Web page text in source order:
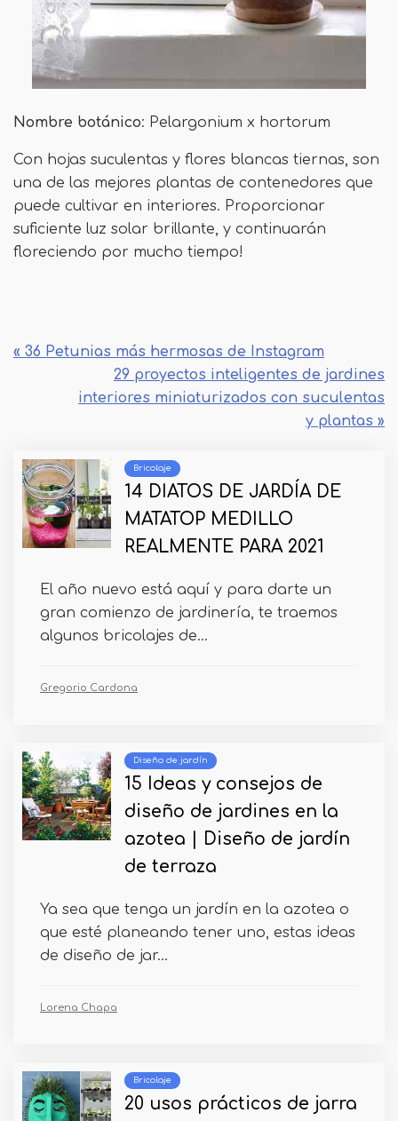
Nombre botánico: Pelargonium x hortorum
Con hojas suculentas y flores blancas tiernas, son
una de las mejores plantas de contenedores que
puede cultivar en interiores. Proporcionar
suficiente luz solar brillante, y continuarán
floreciendo por mucho tiempo!
« 36 Petunias más hermosas de Instagram
29 proyectos inteligentes de jardines
interiores miniaturizados con suculentas
y plantas »
Bricolaje
14 DIATOS DE JARDÍA DE
MATATOP MEDILLO
REALMENTE PARA 2021
El año nuevo está aquí y para darte un
gran comienzo de jardinería, te traemos
algunos bricolajes de...
Gregorio Cardona
Diseño de jardín
15 Ideas y consejos de
diseño de jardines en la
azotea | Diseño de jardín
de terraza
Ya sea que tenga un jardín en la azotea o
que esté planeando tener uno, estas ideas
de diseño de jar...
Lorena Chapa
Bricolaje
20 usos prácticos de jarra